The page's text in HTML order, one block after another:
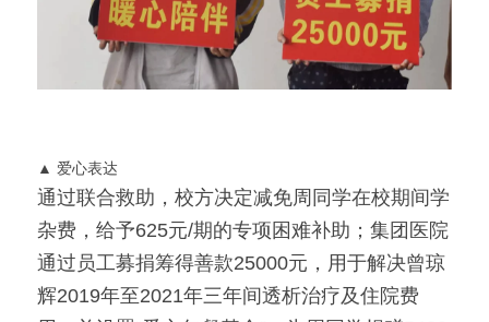
▲ 爱心表达
通过联合救助，校方决定减免周同学在校期间学
杂费，给予625元/期的专项困难补助；集团医院
通过员工募捐筹得善款25000元，用于解决曾琼
辉2019年至2021年三年间透析治疗及住院费